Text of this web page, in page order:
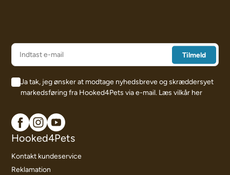
Ja tak, jeg ønsker at modtage nyhedsbreve og skræddersyet
markedsføring fra Hooked4Pets via e-mail. Læs vilkår her
Hooked4Pets
Kontakt kundeservice
Reklamation